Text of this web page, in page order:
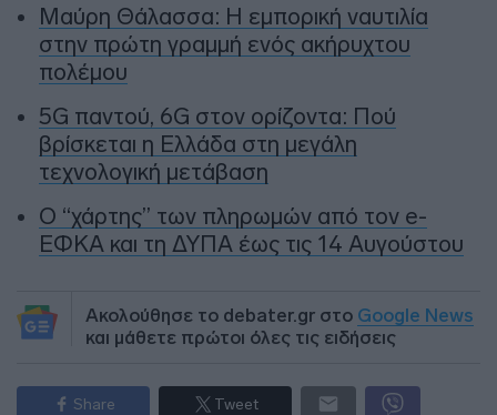
Μαύρη Θάλασσα: Η εμπορική ναυτιλία
στην πρώτη γραμμή ενός ακήρυχτου
πολέμου
5G παντού, 6G στον ορίζοντα: Πού
βρίσκεται η Ελλάδα στη μεγάλη
τεχνολογική μετάβαση
Ο “χάρτης” των πληρωμών από τον e-
ΕΦΚΑ και τη ΔΥΠΑ έως τις 14 Αυγούστου
Ακολούθησε το debater.gr στο Google News
και μάθετε πρώτοι όλες τις ειδήσεις
Share Tweet